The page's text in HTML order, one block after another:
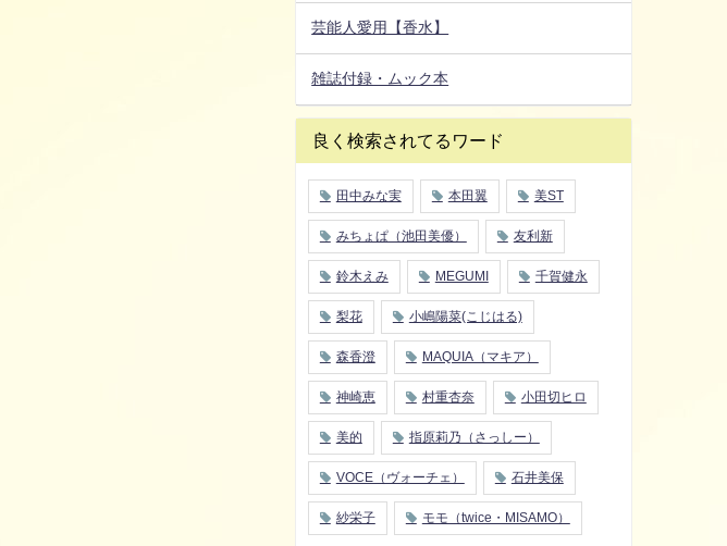
芸能人愛用【香水】
雑誌付録・ムック本
良く検索されてるワード
田中みな実 本田翼 美ST
みちょぱ（池田美優） 友利新
鈴木えみ MEGUMI 千賀健永
梨花 小嶋陽菜(こじはる)
森香澄 MAQUIA（マキア）
神崎恵 村重杏奈 小田切ヒロ
美的 指原莉乃（さっしー）
VOCE（ヴォーチェ） 石井美保
紗栄子 モモ（twice・MISAMO）